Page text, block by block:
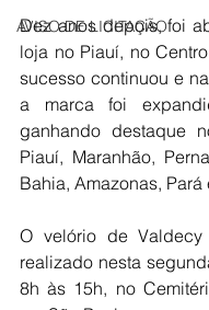
AVISO DE LICITAÇÃO
Dez anos depois, foi
loja no Piauí, no
sucesso continuou e
a marca foi
ganhando destaque
Piauí, Maranhão,
Bahia, Amazonas, Pará
O velório de
realizado nesta
8h às 15h, no